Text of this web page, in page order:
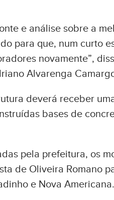
e análise sobre a
para que, num curto
novamente”,
Alvarenga
deverá receber
bases de
pela prefeitura, os
de Oliveira Romano
e Nova Americana.